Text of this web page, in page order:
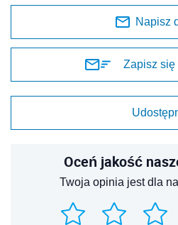
Napisz
Zapisz się
Oceń jakość
Twoja opinia jest dla